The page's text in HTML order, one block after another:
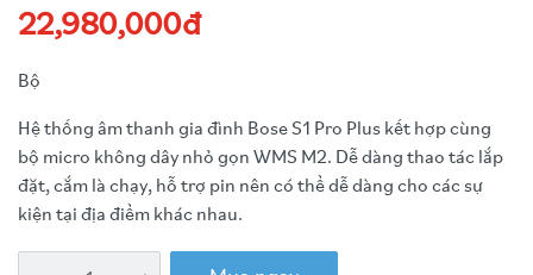
22,980,000đ
Bộ
Hệ thống âm thanh gia đình Bose S1 Pro Plus kết hợp cùng
bộ micro không dây nhỏ gọn WMS M2. Dễ dàng thao tác lắp
đặt, cắm là chạy, hỗ trợ pin nên có thể dễ dàng cho các sự
kiện tại địa điểm khác nhau.